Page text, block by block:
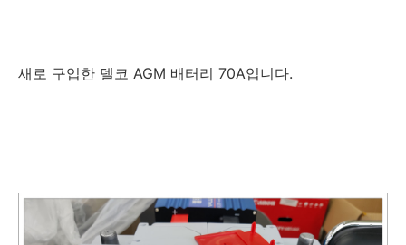
새로 구입한 델코 AGM 배터리 70A입니다.